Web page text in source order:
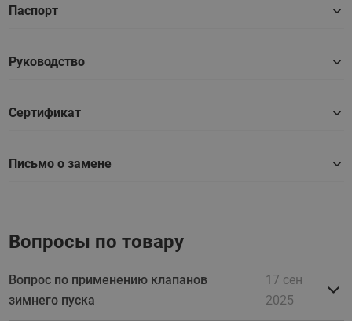
Паспорт
Руководство
Сертификат
Письмо о замене
Вопросы по товару
Вопрос по применению клапанов
зимнего пуска
17 сен
2025